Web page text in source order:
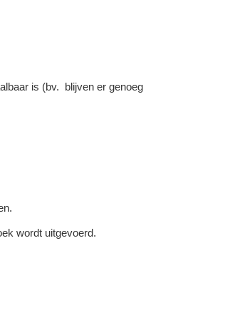
is (bv. blijven er genoeg
wordt uitgevoerd.